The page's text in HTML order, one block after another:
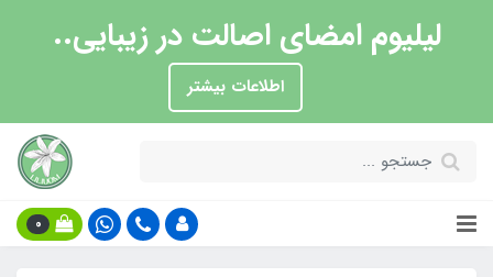
لیلیوم امضای اصالت در زیبایی..
اطلاعات بیشتر
0